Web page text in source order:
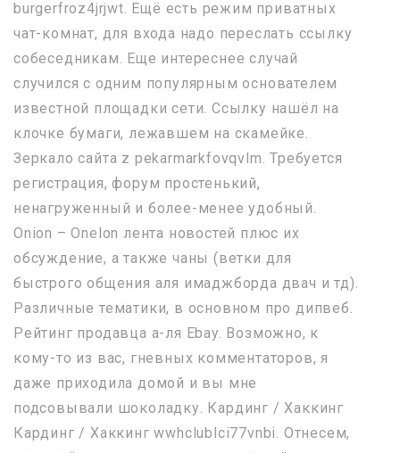
burgerfroz4jrjwt. Ещё есть режим приватных
чат-комнат, для входа надо переслать ссылку
собеседникам. Еще интереснее случай
случился с одним популярным основателем
известной площадки сети. Ссылку нашёл на
клочке бумаги, лежавшем на скамейке.
Зеркало сайта z pekarmarkfovqvlm. Требуется
регистрация, форум простенький,
ненагруженный и более-менее удобный.
Onion – Onelon лента новостей плюс их
обсуждение, а также чаны (ветки для
быстрого общения аля имаджборда двач и тд).
Различные тематики, в основном про дипвеб.
Рейтинг продавца а-ля Ebay. Возможно, к
кому-то из вас, гневных комментаторов, я
даже приходила домой и вы мне
подсовывали шоколадку. Кардинг / Хаккинг
Кардинг / Хаккинг wwhclublci77vnbi. Отнесем,